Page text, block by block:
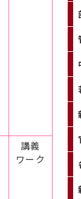
講義
ワーク